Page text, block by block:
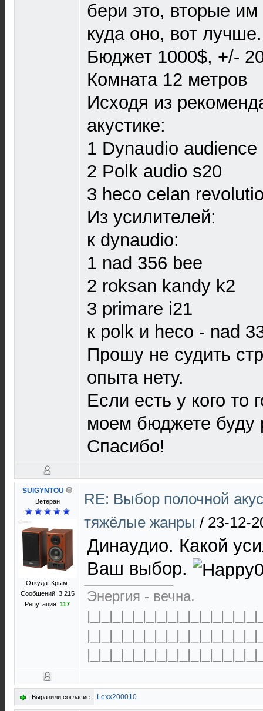
бери это, вторые им
куда оно, вот
Бюджет 1000$, +/-
Комната 12 метров
Исходя из
акустике:
1 Dynaudio
2 Polk audio s20
3 heco celan
Из усилителей:
к dynaudio:
1 nad 356 bee
2 roksan kandy k2
3 primare i21
к polk и heco - nad
Прошу не судить
опыта нету.
Если есть у кого то
моем бюджете буду
Спасибо!
SUIGYNTOU
Ветеран
Откуда: Крым.
Сообщений: 3 215
Репутация: 117
RE: Выбор полочной
тяжёлые жанры / 23-12-
Динаудио. Какой
Ваш выбор.
Энергия - вечна.
Выразили согласие: Lexx200010